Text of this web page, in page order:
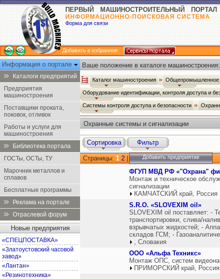
ПЕРВЫЙ МАШИНОСТРОИТЕЛЬНЫЙ ПОРТАЛ
ИНФОРМАЦИОННО-ПОИСКОВАЯ СИСТЕМА
Форма для связи
Добавить в избранное
Информация о портале
Каталоги предприятий
Предприятия
машиностроения
Поставщики проката,
поковок, отливок
Работы и услуги для
машиностроения
Библиотека портала
ГОСТы, ОСТы, ТУ
Марочник металлов и
сплавов
Бесплатные программы
Реклама на портале
Отраслевой форум
Новые предприятия
«СПЕЦПОСТАВКА»
«Златоустовский часовой
завод»
«Лантан»
«Резинотехника»
Ваше положение в каталоге машиностроения:
Каталог машиностроения Общепромышленное
Оборудование идентификации, контроля доступа и
Системы контроля доступа и безопасности
Охранные системы и сигнализации
Сортировка Фильтр
Страницы: 1 2 Добавить предприятие
ФГУП МВД РФ «"Охрана"
Монтаж и техническое
сигнализации
КАМЧАТСКИЙ край, Россия
S.R.O. «SLOVEXIM oil»
SLOVEXIM oil поставляет: -
транспортировки, слива/
взрывчатых жидкостей; -
складов ГСМ; -
, Словакия
ООО «Альфа Техникс»
Монтаж ОПС, систем
ПРИМОРСКИЙ край, Россия